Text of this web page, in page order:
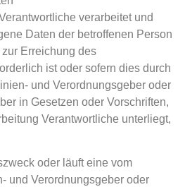
verarbeitet und
Daten der betroffenen Person
Erreichung des
ist oder sofern dies durch
und Verordnungsgeber oder
in Gesetzen oder Vorschriften,
Verantwortliche unterliegt,
oder läuft eine vom
und Verordnungsgeber oder